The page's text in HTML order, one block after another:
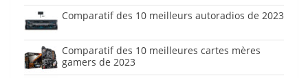
Comparatif des 10 meilleurs autoradios de 2023
Comparatif des 10 meilleures cartes mères
gamers de 2023